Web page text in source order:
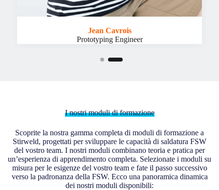
Jean Cavrois
Prototyping Engineer
I nostri moduli di formazione
Scoprite la nostra gamma completa di moduli di formazione a
Stirweld, progettati per sviluppare le capacità di saldatura FSW
del vostro team. I nostri moduli combinano teoria e pratica per
un’esperienza di apprendimento completa. Selezionate i moduli su
misura per le esigenze del vostro team e fate il passo successivo
verso la padronanza della FSW. Ecco una panoramica dinamica
dei nostri moduli disponibili: